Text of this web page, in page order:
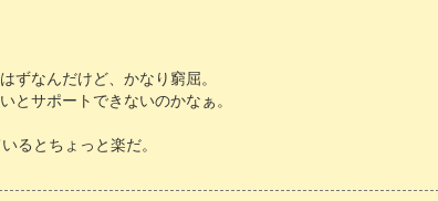
ずなんだけど、かなり窮屈。
サポートできないのかなぁ。
るとちょっと楽だ。